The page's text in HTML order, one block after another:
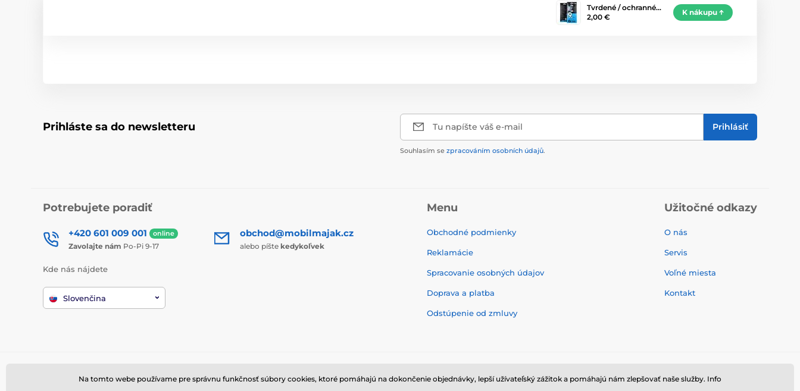
Tvrdené / ochranné…
2,00 €
K nákupu
Prihláste sa do newsletteru Tu napíšte váš e-mail Prihlásiť
Souhlasím se zpracováním osobních údajů.
Potrebujete poradiť
+420 601 009 001 online
Zavolajte nám Po-Pi 9-17
obchod@mobilmajak.cz
alebo píšte kedykoľvek
Kde nás nájdete
Slovenčina
Menu
Obchodné podmienky
Reklamácie
Spracovanie osobných údajov
Doprava a platba
Odstúpenie od zmluvy
Užitočné odkazy
O nás
Servis
Voľné miesta
Kontakt
© 2026 www.mobilmajak.sk ⦁ E-shop vytvorilaSIMPLIA.cz
Na tomto webe používame pre správnu funkčnosť súbory cookies, ktoré pomáhajú na dokončenie objednávky, lepší užívateľský zážitok a pomáhajú nám zlepšovať naše služby. Info